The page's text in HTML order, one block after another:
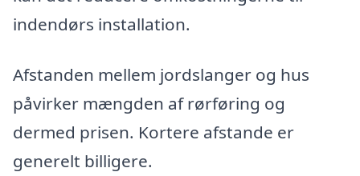
indendørs installation.
Afstanden mellem jordslanger og hus
påvirker mængden af rørføring og
dermed prisen. Kortere afstande er
generelt billigere.